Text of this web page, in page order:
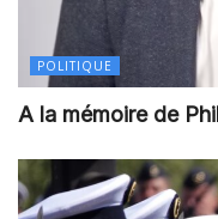
POLITIQUE
A la mémoire de